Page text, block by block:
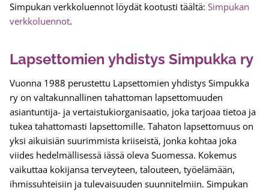
Simpukan verkkoluennot löydät kootusti täältä: Simpukan
verkkoluennot.
Lapsettomien yhdistys Simpukka ry
Vuonna 1988 perustettu Lapsettomien yhdistys Simpukka
ry on valtakunnallinen tahattoman lapsettomuuden
asiantuntija- ja vertaistukiorganisaatio, joka tarjoaa tietoa ja
tukea tahattomasti lapsettomille. Tahaton lapsettomuus on
yksi aikuisiän suurimmista kriiseistä, jonka kohtaa joka
viides hedelmällisessä iässä oleva Suomessa. Kokemus
vaikuttaa kokijansa terveyteen, talouteen, työelämään,
ihmissuhteisiin ja tulevaisuuden suunnitelmiin. Simpukan